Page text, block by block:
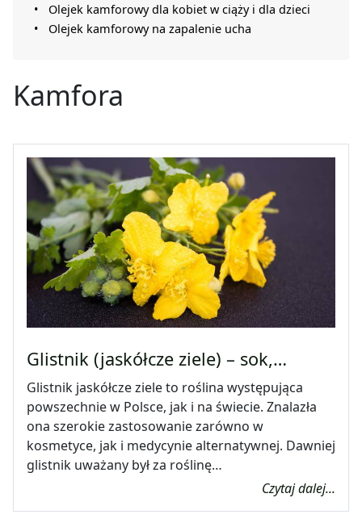
Olejek kamforowy dla kobiet w ciąży i dla dzieci
Olejek kamforowy na zapalenie ucha
Kamfora
Glistnik (jaskółcze ziele) – sok,…
Glistnik jaskółcze ziele to roślina występująca
powszechnie w Polsce, jak i na świecie. Znalazła
ona szerokie zastosowanie zarówno w
kosmetyce, jak i medycynie alternatywnej. Dawniej
glistnik uważany był za roślinę…
Czytaj dalej...